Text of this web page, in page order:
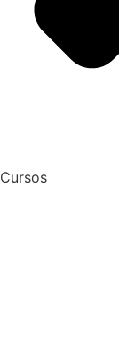
Cursos